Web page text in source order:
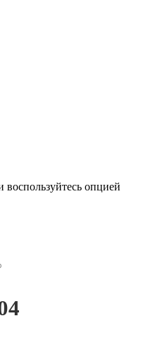
воспользуйтесь опцией